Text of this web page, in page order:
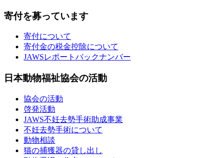
寄付を募っています
寄付について
寄付金の税金控除について
JAWSレポートバックナンバー
日本動物福祉協会の活動
協会の活動
啓発活動
JAWS不妊去勢手術助成事業
不妊去勢手術について
動物相談
猫の捕獲器の貸し出し